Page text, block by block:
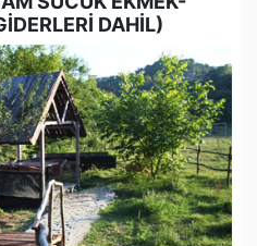
DAHİL)